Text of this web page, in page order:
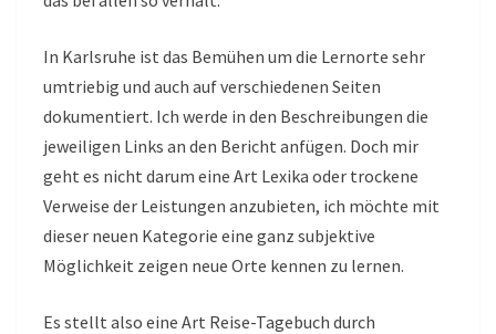
In Karlsruhe ist das Bemühen um die Lernorte sehr
umtriebig und auch auf verschiedenen Seiten
dokumentiert. Ich werde in den Beschreibungen die
jeweiligen Links an den Bericht anfügen. Doch mir
geht es nicht darum eine Art Lexika oder trockene
Verweise der Leistungen anzubieten, ich möchte mit
dieser neuen Kategorie eine ganz subjektive
Möglichkeit zeigen neue Orte kennen zu lernen.
Es stellt also eine Art Reise-Tagebuch durch